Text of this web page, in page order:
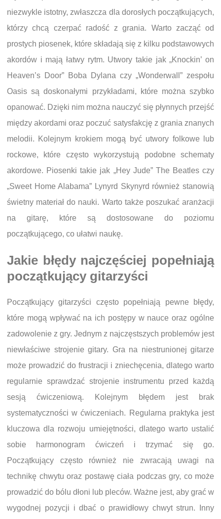
niezwykle istotny, zwłaszcza dla dorosłych początkujących,
którzy chcą czerpać radość z grania. Warto zacząć od
prostych piosenek, które składają się z kilku podstawowych
akordów i mają łatwy rytm. Utwory takie jak „Knockin’ on
Heaven’s Door” Boba Dylana czy „Wonderwall” zespołu
Oasis są doskonałymi przykładami, które można szybko
opanować. Dzięki nim można nauczyć się płynnych przejść
między akordami oraz poczuć satysfakcję z grania znanych
melodii. Kolejnym krokiem mogą być utwory folkowe lub
rockowe, które często wykorzystują podobne schematy
akordowe. Piosenki takie jak „Hey Jude” The Beatles czy
„Sweet Home Alabama” Lynyrd Skynyrd również stanowią
świetny materiał do nauki. Warto także poszukać aranżacji
na gitarę, które są dostosowane do poziomu
początkującego, co ułatwi naukę.
Jakie błędy najczęściej popełniają
początkujący gitarzyści
Początkujący gitarzyści często popełniają pewne błędy,
które mogą wpływać na ich postępy w nauce oraz ogólne
zadowolenie z gry. Jednym z najczęstszych problemów jest
niewłaściwe strojenie gitary. Gra na niestrunionej gitarze
może prowadzić do frustracji i zniechęcenia, dlatego warto
regularnie sprawdzać strojenie instrumentu przed każdą
sesją ćwiczeniową. Kolejnym błędem jest brak
systematyczności w ćwiczeniach. Regularna praktyka jest
kluczowa dla rozwoju umiejętności, dlatego warto ustalić
sobie harmonogram ćwiczeń i trzymać się go.
Początkujący często również nie zwracają uwagi na
technikę chwytu oraz postawę ciała podczas gry, co może
prowadzić do bólu dłoni lub pleców. Ważne jest, aby grać w
wygodnej pozycji i dbać o prawidłowy chwyt strun. Inny